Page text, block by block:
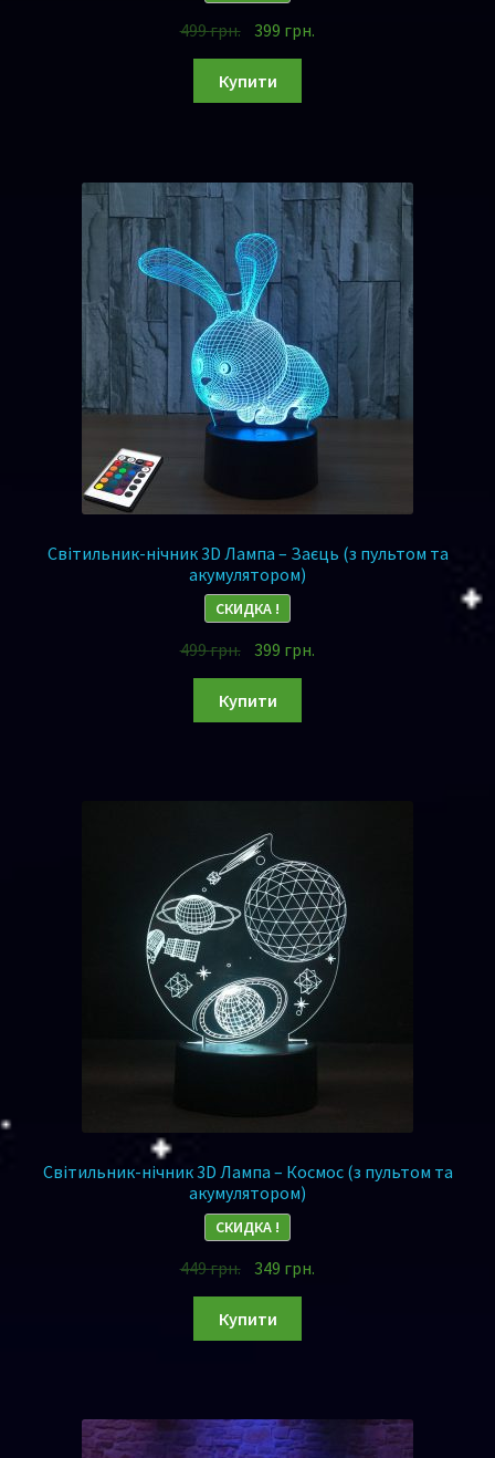
499грн. 399 грн.
Купити
Світильник-нічник 3D Лампа – Заєць (з пультом та
акумулятором)
СКИДКА !
499грн. 399 грн.
Купити
Світильник-нічник 3D Лампа – Космос (з пультом та
акумулятором)
СКИДКА !
449грн. 349 грн.
Купити